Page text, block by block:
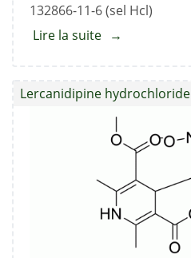
132866-11-6 (sel Hcl)
Lire la suite about
lercanidipine
Lercanidipine hydrochloride